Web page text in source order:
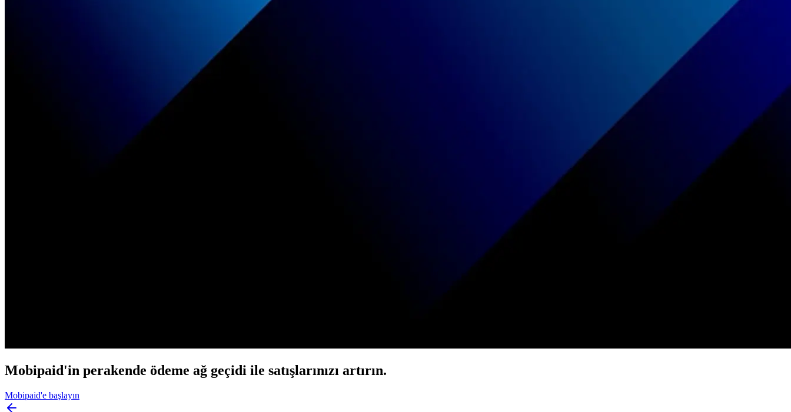
Mobipaid'in perakende ödeme ağ geçidi ile satışlarınızı artırın.
Mobipaid'e başlayın